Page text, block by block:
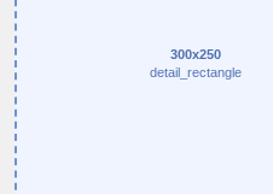
300x250
detail_rectangle